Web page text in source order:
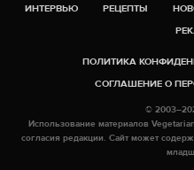
ИНТЕРВЬЮ
РЕЦЕПТЫ
ПОЛИТИКА
СОГЛАШЕНИЕ О
©
Использование материалов
согласия редакции. Сайт может